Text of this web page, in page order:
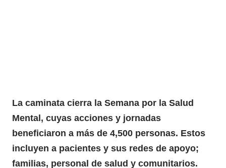
La caminata cierra la Semana por la Salud
Mental, cuyas acciones y jornadas
beneficiaron a más de 4,500 personas. Estos
incluyen a pacientes y sus redes de apoyo;
familias, personal de salud y comunitarios.